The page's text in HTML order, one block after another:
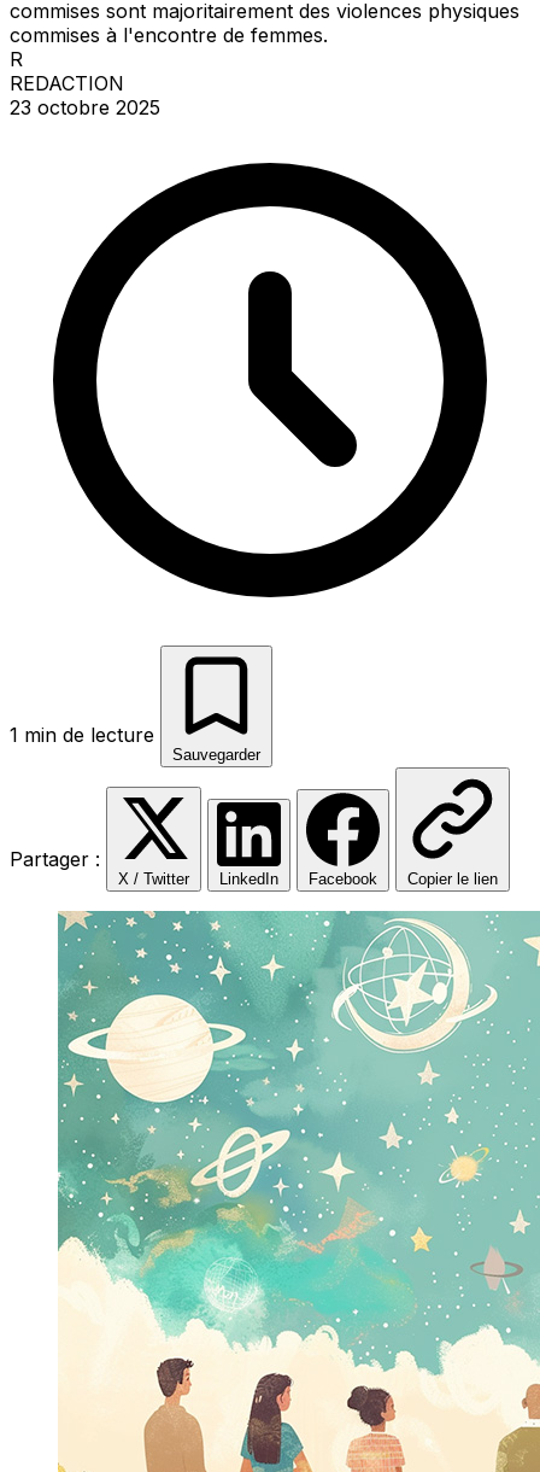
commises sont majoritairement des violences physiques
commises à l'encontre de femmes.
R
REDACTION
23 octobre 2025
1 min de lecture
Sauvegarder
Partager :
X / Twitter LinkedIn Facebook Copier le lien